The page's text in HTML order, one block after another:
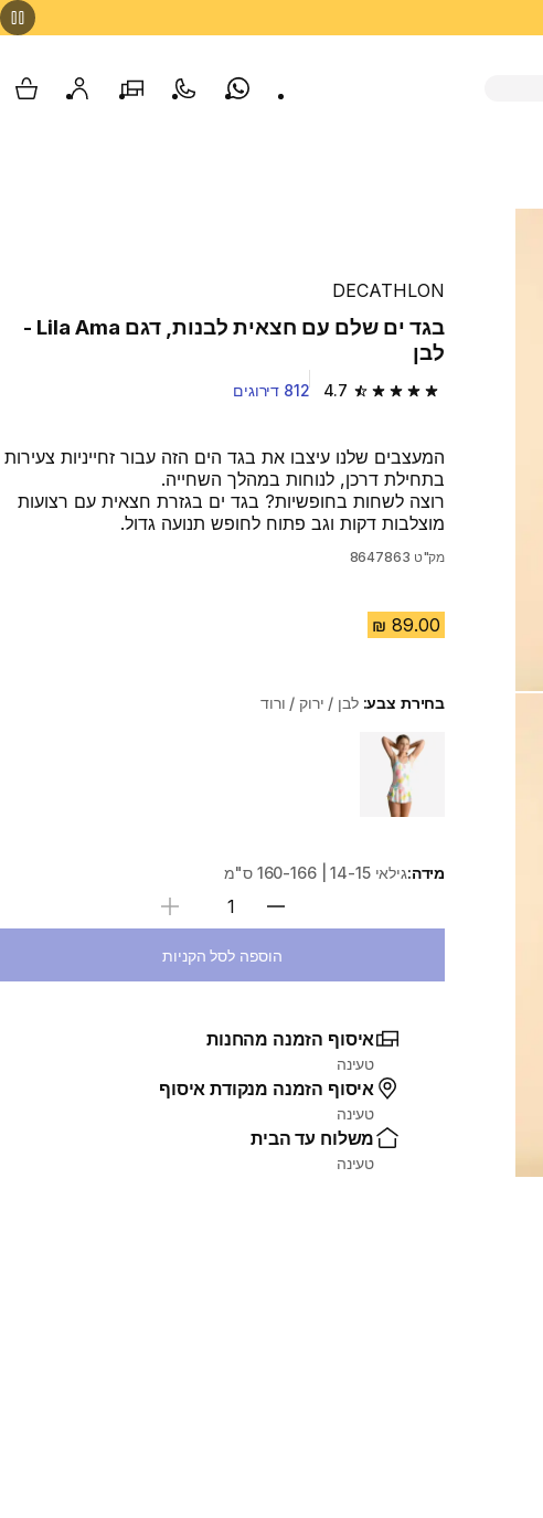
Whatsappצור קשרהסניפים שלנוהחשבון שלי
DECATHLON
בגד ים שלם עם חצאית לבנות, דגם Lila Ama -
לבן
4.7 4.7 out of 5 stars from 812 reviews 812 דירוגים
המעצבים שלנו עיצבו את בגד הים הזה עבור זחייניות צעירות
בתחילת דרכן, לנוחות במהלך השחייה.
רוצה לשחות בחופשיות? בגד ים בגזרת חצאית עם רצועות
מוצלבות דקות וגב פתוח לחופש תנועה גדול.
מק"ט 8647863
בחירת צבע:לבן / ירוק / ורוד
Choose a variant
מידה:גילאי 14-15 | 160-166 ס"מ
בחירת כמות
הוספה לסל הקניות
איסוף הזמנה מהחנות
טעינה
איסוף הזמנה מנקודת איסוף
טעינה
משלוח עד הבית
טעינה